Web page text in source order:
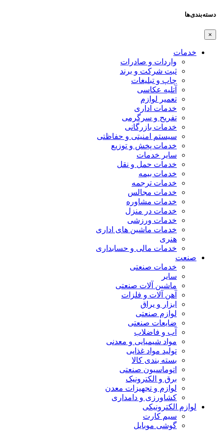
دسته‌بندی‌ها
×
خدمات
واردات و صادرات
ثبت شرکت و برند
چاپ و تبلیغات
آتلیه عکاسی
تعمیر لوازم
خدمات اداری
تفریح و سرگرمی
خدمات بازرگانی
سیستم امنیتی و حفاظتی
خدمات پخش و توزیع
سایر خدمات
خدمات حمل و نقل
خدمات بیمه
خدمات ترجمه
خدمات مجالس
خدمات مشاوره
خدمات در منزل
خدمات ورزشی
خدمات ماشین های اداری
هنری
خدمات مالی و حسابداری
صنعت
خدمات صنعتی
سایر
ماشین آلات صنعتی
آهن آلات و فلزات
ابزار و یراق
لوازم صنعتی
ضایعات صنعتی
آب و فاضلاب
مواد شیمیایی و معدنی
تولید مواد غذایی
بسته بندی کالا
اتوماسیون صنعتی
برق و الکترونیک
لوازم و تجهیزات معدن
کشاورزی و دامداری
لوازم الکترونیکی
سیم کارت
گوشی موبایل